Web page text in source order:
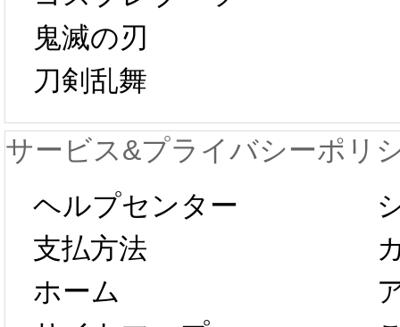
日から工場生産
が一時停止いた
します。 2月5日
以後のご注文
は、2月25日か
プレ
新春
字半
鬼滅の刃
刀剣乱舞
サービス&プライバシーポリ
ヘルプセンター
支払方法
ホーム